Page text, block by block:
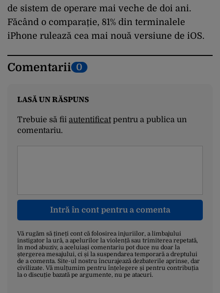
de sistem de operare mai veche de doi ani.
Făcând o comparație, 81% din terminalele
iPhone rulează cea mai nouă versiune de iOS.
Comentarii 0
LASĂ UN RĂSPUNS
Trebuie să fii autentificatpentru a publica un
comentariu.
Intră în cont pentru a comenta
Vă rugăm să țineți cont că folosirea injuriilor, a limbajului
instigator la ură, a apelurilor la violență sau trimiterea repetată,
în mod abuziv, a aceluiași comentariu pot duce nu doar la
ștergerea mesajului, ci și la suspendarea temporară a dreptului
de a comenta. Site-ul nostru încurajează dezbaterile aprinse, dar
civilizate. Vă mulțumim pentru înțelegere și pentru contribuția
la o discuție bazată pe argumente, nu pe atacuri.